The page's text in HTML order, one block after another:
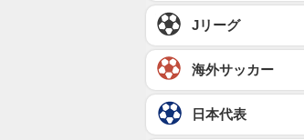
Jリーグ
海外サッカー
日本代表